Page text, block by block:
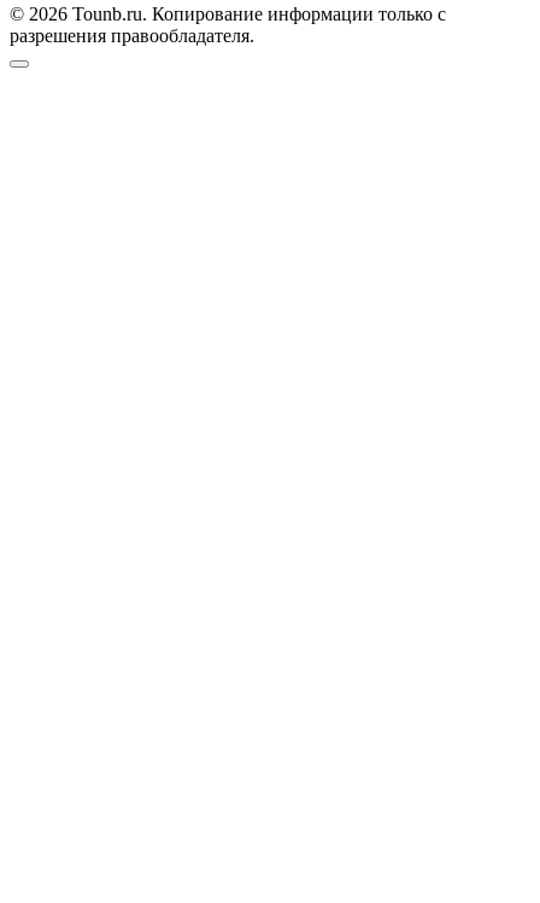
© 2026 Tounb.ru. Копирование информации только с
разрешения правообладателя.